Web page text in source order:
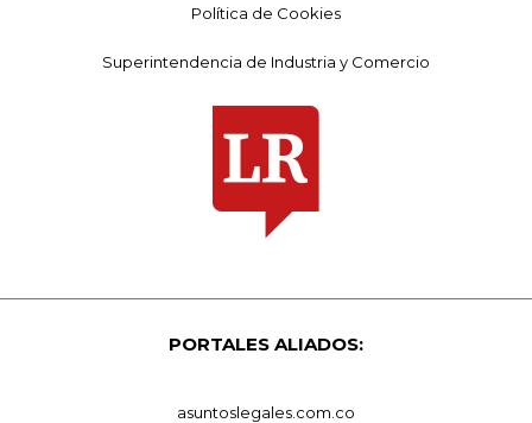
Política de Cookies
Superintendencia de Industria y Comercio
PORTALES ALIADOS:
asuntoslegales.com.co